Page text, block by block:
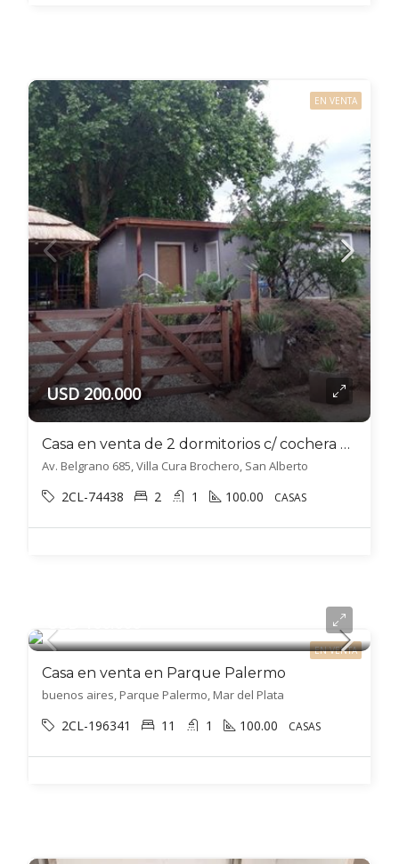
EN VENTA
USD 200.000
Casa en venta de 2 dormitorios c/ cochera en Villa Cura Brochero
Av. Belgrano 685, Villa Cura Brochero, San Alberto
2CL-74438 2 1 100.00 CASAS
EN VENTA
Casa en venta en Parque Palermo
buenos aires, Parque Palermo, Mar del Plata
2CL-196341 11 1 100.00 CASAS